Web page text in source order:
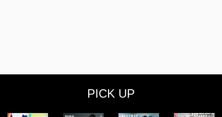
PICK UP